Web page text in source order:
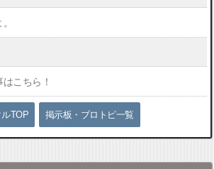
こちら！
TOP 掲示板・ブロトピ一覧